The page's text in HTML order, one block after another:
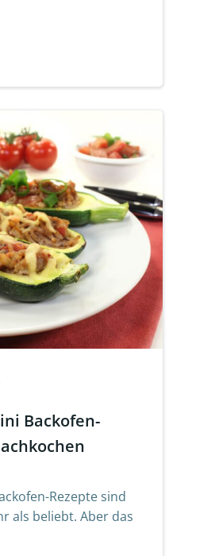
Backofen-
Rezepte sind
als beliebt. Aber das